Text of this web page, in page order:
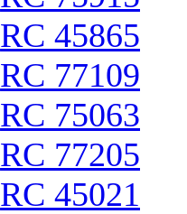
RC 45865
RC 77109
RC 75063
RC 77205
RC 45021